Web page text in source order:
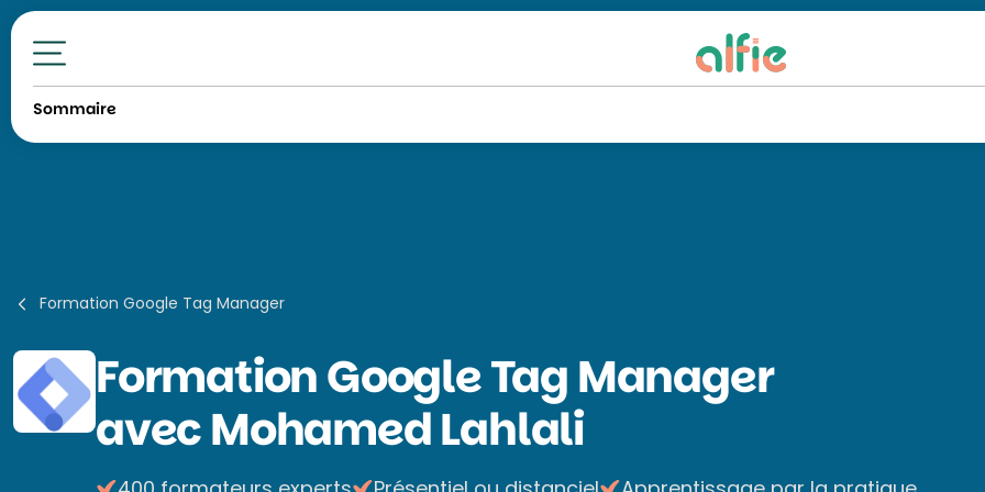
Toutes nos formations
Sommaire
Formation Google Tag Manager
FormationGoogle Tag Manager
avec Mohamed Lahlali